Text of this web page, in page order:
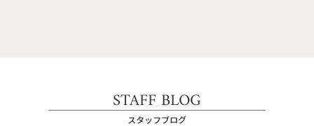
STAFF BLOG
スタッフブログ